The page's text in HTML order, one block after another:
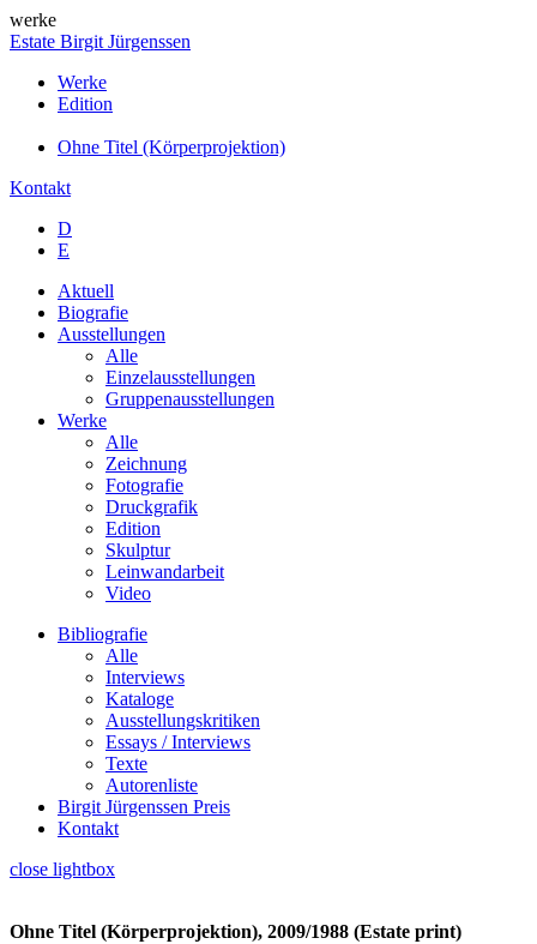
werke
Estate Birgit Jürgenssen
Werke
Edition
Ohne Titel (Körperprojektion)
Kontakt
D
E
Aktuell
Biografie
Ausstellungen
Alle
Einzelausstellungen
Gruppenausstellungen
Werke
Alle
Zeichnung
Fotografie
Druckgrafik
Edition
Skulptur
Leinwandarbeit
Video
Bibliografie
Alle
Interviews
Kataloge
Ausstellungskritiken
Essays / Interviews
Texte
Autorenliste
Birgit Jürgenssen Preis
Kontakt
close lightbox
Ohne Titel (Körperprojektion), 2009/1988 (Estate print)